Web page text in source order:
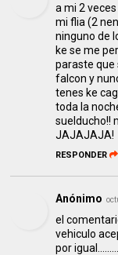
a mi 2
mi flia (2
ninguno de
ke se me
paraste que
falcon y
tenes ke
toda la
suelducho!!
JAJAJAJA!
RESPONDER
Anónimo
el
vehiculo
por